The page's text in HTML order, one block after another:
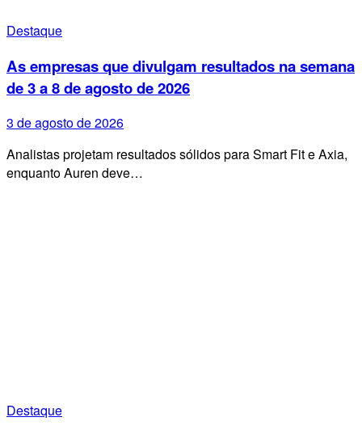
Destaque
As empresas que divulgam resultados na semana
de 3 a 8 de agosto de 2026
3 de agosto de 2026
Analistas projetam resultados sólidos para Smart Fit e Axia,
enquanto Auren deve…
Destaque